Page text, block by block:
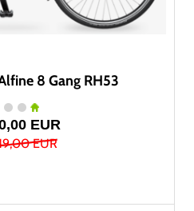
8 Gang RH53
EUR
EUR